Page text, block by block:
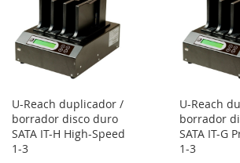
DESEOS
U-Reach duplicador /
borrador disco duro
SATA IT-H High-Speed
1-3
U-Reach
borrador
SATA IT-G
1-3